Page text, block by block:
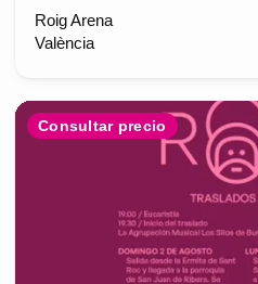
Roig Arena
València
Consultar precio